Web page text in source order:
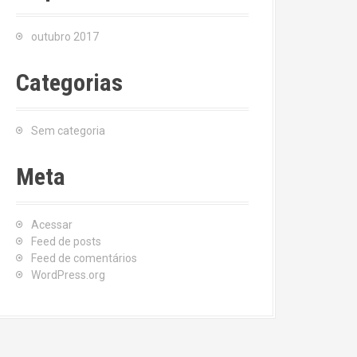
outubro 2017
Categorias
Sem categoria
Meta
Acessar
Feed de posts
Feed de comentários
WordPress.org